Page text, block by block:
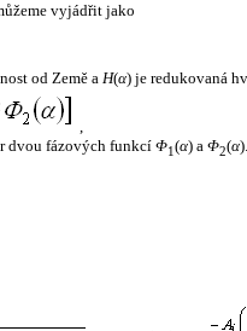
vyjádřit jako
od Země aH(α) je redukovaná
,
dvou fázových funkcí Φ1(α) a Φ2(α